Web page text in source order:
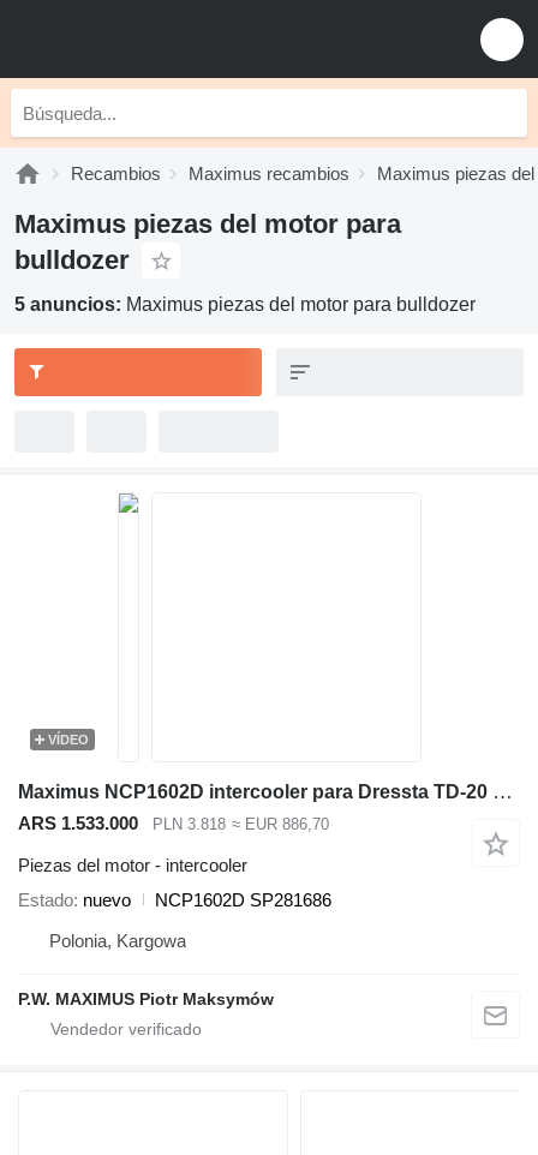
Recambios Maximus recambios Maximus piezas
Maximus piezas del motor para
bulldozer
5 anuncios: Maximus piezas del motor para bulldozer
VÍDEO
Maximus NCP1602D intercooler para Dressta TD-20 bulldozer
ARS 1.533.000 PLN 3.818 ≈ EUR 886,70
Piezas del motor - intercooler
Estado nuevo
NCP1602D SP281686
Polonia, Kargowa
P.W. MAXIMUS Piotr Maksymów